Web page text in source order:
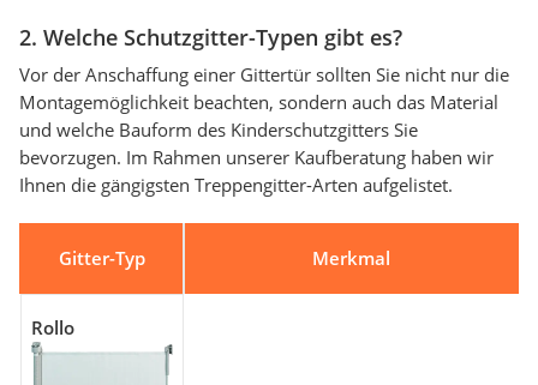
2. Welche Schutzgitter-Typen gibt es?
Vor der Anschaffung einer Gittertür sollten Sie nicht nur die
Montagemöglichkeit beachten, sondern auch das Material
und welche Bauform des Kinderschutzgitters Sie
bevorzugen. Im Rahmen unserer Kaufberatung haben wir
Ihnen die gängigsten Treppengitter-Arten aufgelistet.
Gitter-Typ Merkmal
Rollo